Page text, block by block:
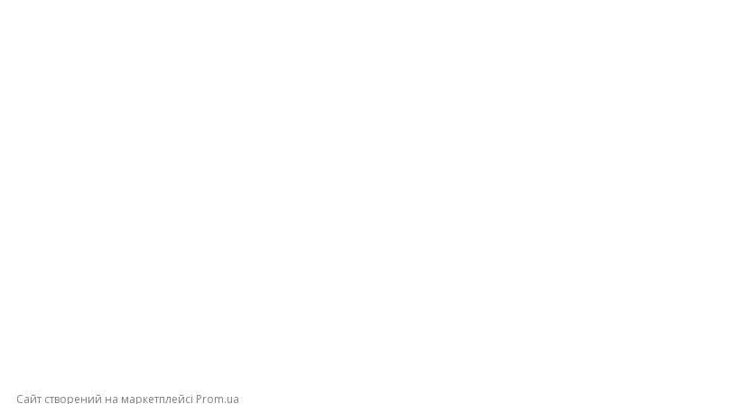
Сайт створений на маркетплейсі Prom.ua